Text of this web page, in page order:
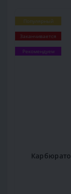
Популярный
Заканчивается
Рекомендуем